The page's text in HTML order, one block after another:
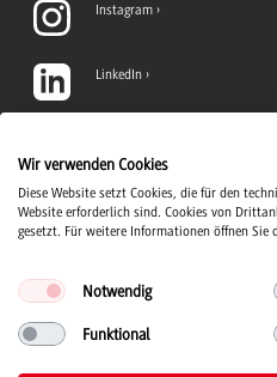
Instagram
LinkedIn
YouTube
Wir verwenden Cookies
Diese Website setzt Cookies, die für den
Website erforderlich sind. Cookies von
gesetzt. Für weitere Informationen öffnen Sie
Notwendig
Funktional